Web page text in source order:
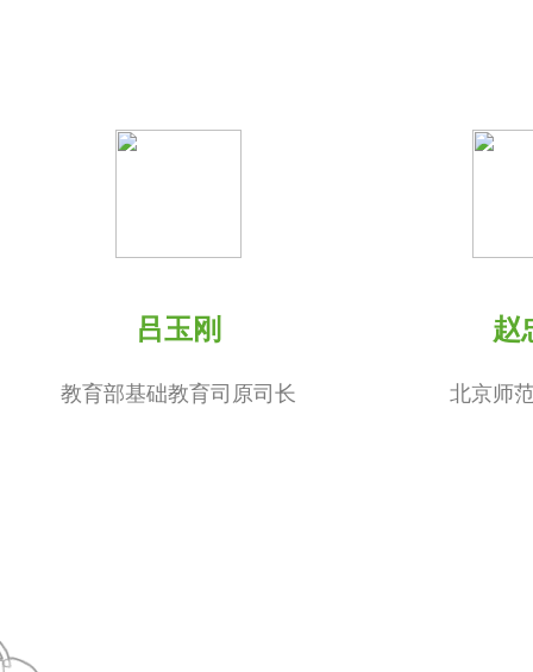
吕玉刚
教育部基础教育司原司长
赵
北京师